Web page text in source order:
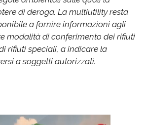
di deroga. La multiutility resta
a fornire informazioni agli
modalità di conferimento dei rifiuti
rifiuti speciali, a indicare la
a soggetti autorizzati.